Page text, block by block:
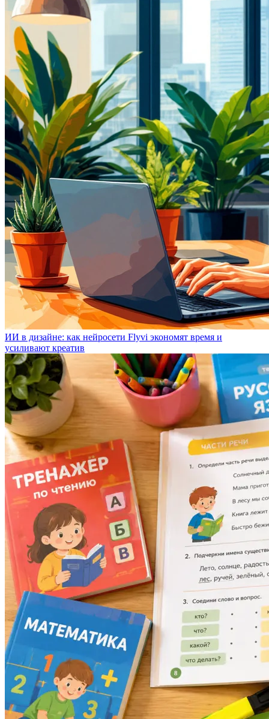
ИИ в дизайне: как нейросети Flyvi экономят время и
усиливают креатив